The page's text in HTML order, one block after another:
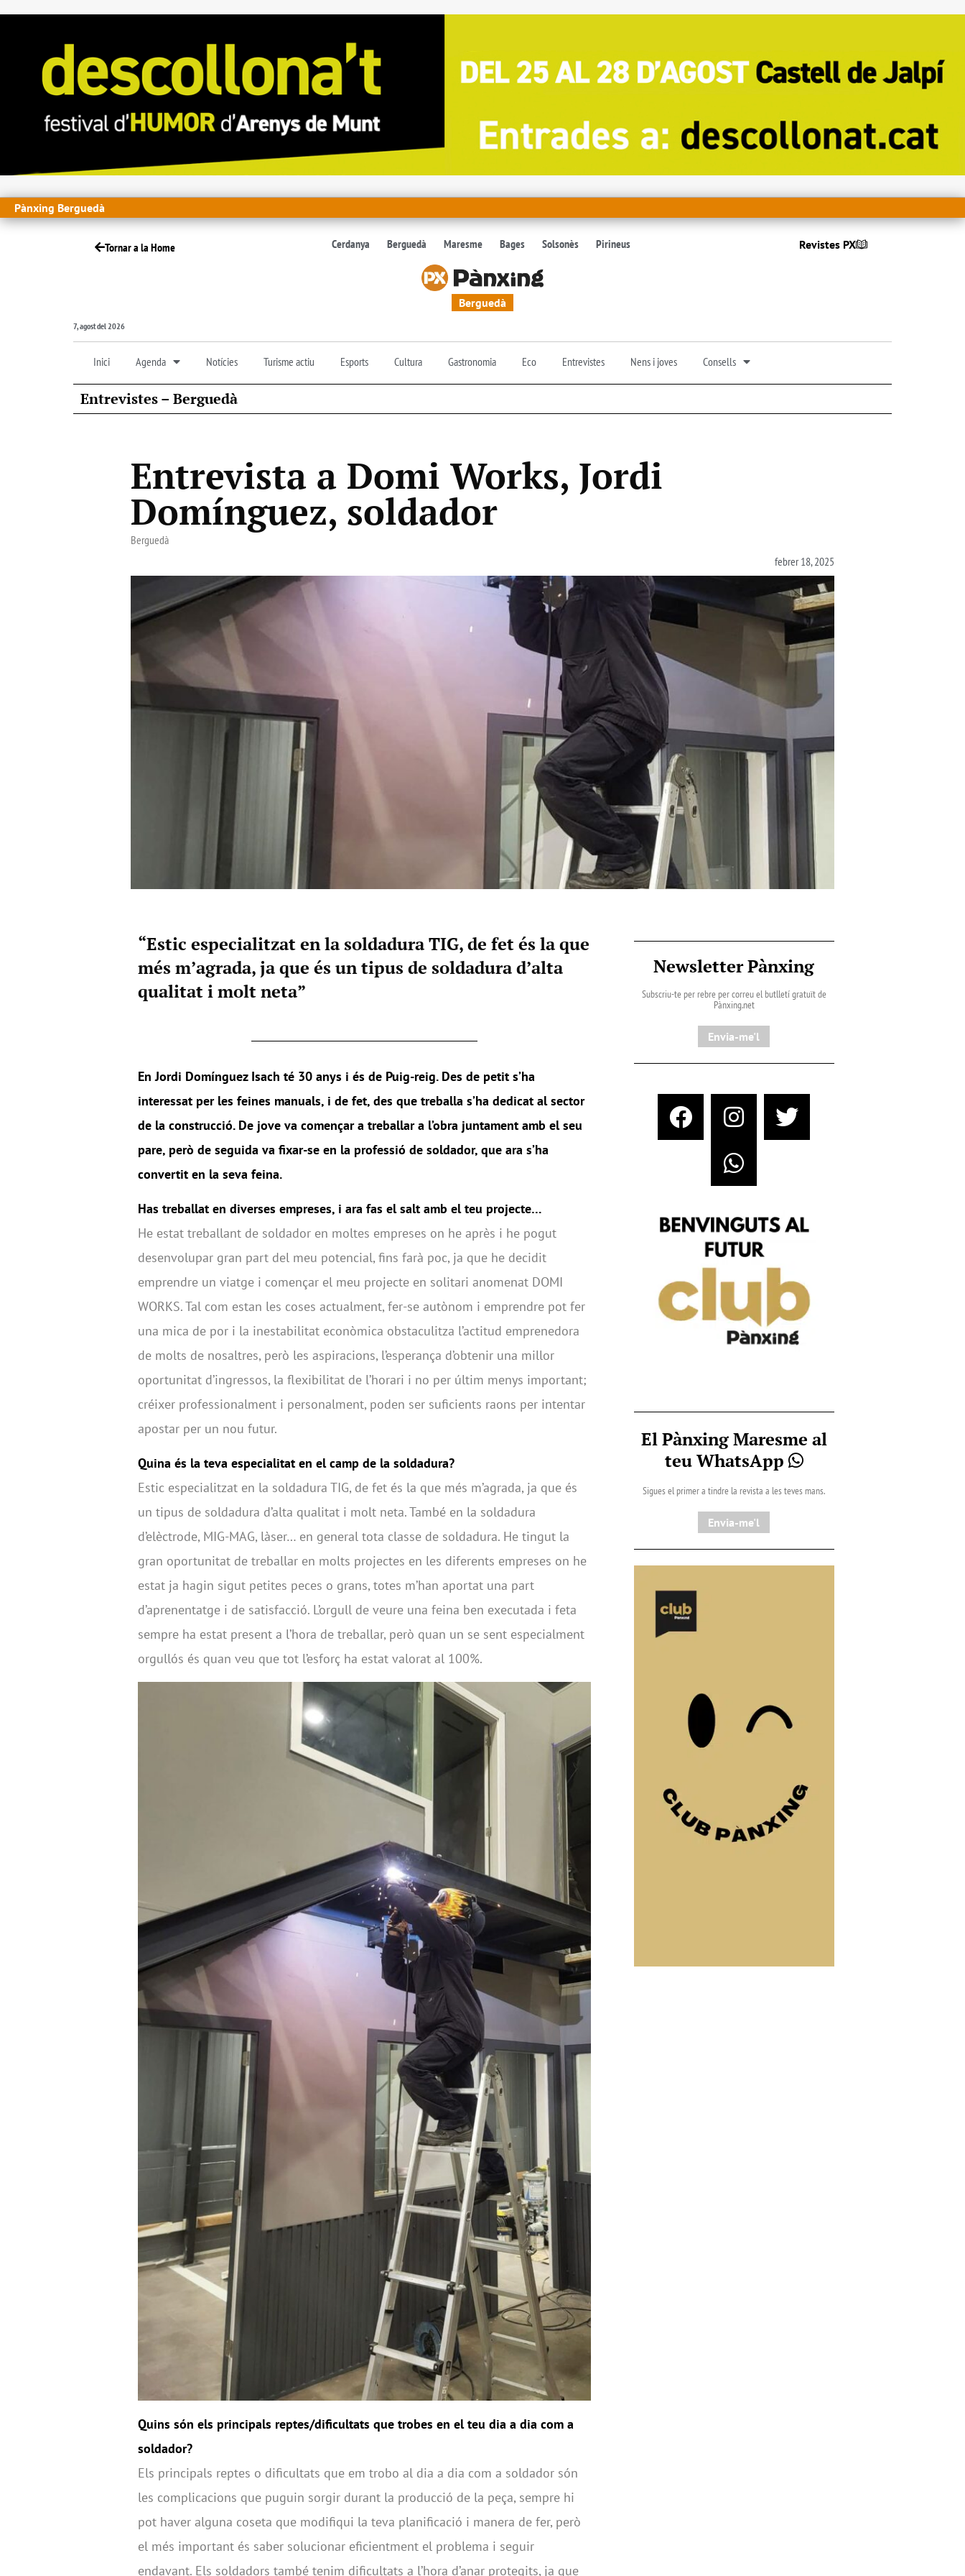
Pànxing Berguedà
Tornar a la Home Cerdanya Berguedà Maresme Bages Solsonès Pirineus Revistes PX
Berguedà
7, agost del 2026
Inici Agenda Notícies Turisme actiu Esports Cultura Gastronomia Eco Entrevistes Nens i joves Consells
Entrevistes – Berguedà
Entrevista a Domi Works, Jordi
Domínguez, soldador
Berguedà
febrer 18, 2025
“Estic especialitzat en la soldadura TIG, de fet és la que
més m’agrada, ja que és un tipus de soldadura d’alta
qualitat i molt neta”
En Jordi Domínguez Isach té 30 anys i és de Puig-reig. Des de petit s’ha
interessat per les feines manuals, i de fet, des que treballa s’ha dedicat al sector
de la construcció. De jove va començar a treballar a l’obra juntament amb el seu
pare, però de seguida va fixar-se en la professió de soldador, que ara s’ha
convertit en la seva feina.
Has treballat en diverses empreses, i ara fas el salt amb el teu projecte…
He estat treballant de soldador en moltes empreses on he après i he pogut
desenvolupar gran part del meu potencial, fins farà poc, ja que he decidit
emprendre un viatge i començar el meu projecte en solitari anomenat DOMI
WORKS. Tal com estan les coses actualment, fer-se autònom i emprendre pot fer
una mica de por i la inestabilitat econòmica obstaculitza l’actitud emprenedora
de molts de nosaltres, però les aspiracions, l’esperança d’obtenir una millor
oportunitat d’ingressos, la flexibilitat de l’horari i no per últim menys important;
créixer professionalment i personalment, poden ser suficients raons per intentar
apostar per un nou futur.
Quina és la teva especialitat en el camp de la soldadura?
Estic especialitzat en la soldadura TIG, de fet és la que més m’agrada, ja que és
un tipus de soldadura d’alta qualitat i molt neta. També en la soldadura
d’elèctrode, MIG-MAG, làser… en general tota classe de soldadura. He tingut la
gran oportunitat de treballar en molts projectes en les diferents empreses on he
estat ja hagin sigut petites peces o grans, totes m’han aportat una part
d’aprenentatge i de satisfacció. L’orgull de veure una feina ben executada i feta
sempre ha estat present a l’hora de treballar, però quan un se sent especialment
orgullós és quan veu que tot l’esforç ha estat valorat al 100%.
Quins són els principals reptes/dificultats que trobes en el teu dia a dia com a
soldador?
Els principals reptes o dificultats que em trobo al dia a dia com a soldador són
les complicacions que puguin sorgir durant la producció de la peça, sempre hi
pot haver alguna coseta que modifiqui la teva planificació i manera de fer, però
el més important és saber solucionar eficientment el problema i seguir
endavant. Els soldadors també tenim dificultats a l’hora d’anar protegits, ja que
Newsletter Pànxing
Subscriu-te per rebre per correu el butlletí gratuït de
Pànxing.net​
Envia-me'l
El Pànxing Maresme al
teu WhatsApp
Sigues el primer a tindre la revista a les teves mans.
Envia-me'l